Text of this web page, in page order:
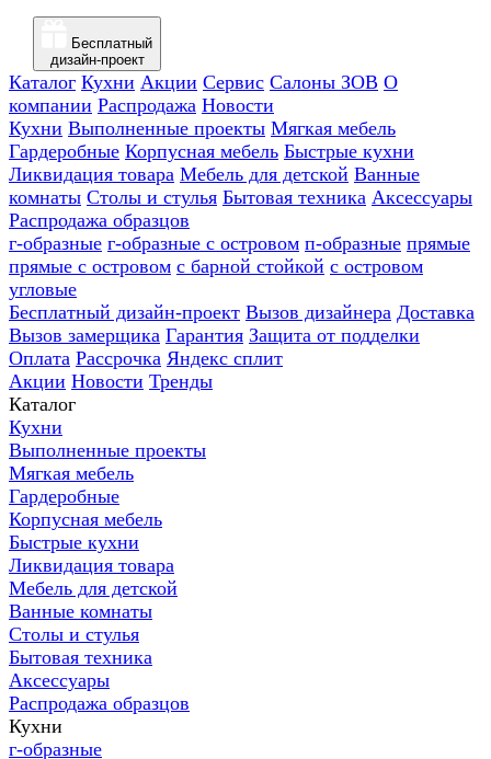
Бесплатный
дизайн-проект
Каталог Кухни Акции Сервис Салоны ЗОВ О
компании Распродажа Новости
Кухни Выполненные проекты Мягкая мебель
Гардеробные Корпусная мебель Быстрые кухни
Ликвидация товара Мебель для детской Ванные
комнаты Столы и стулья Бытовая техника Аксессуары
Распродажа образцов
г-образные г-образные с островом п-образные прямые
прямые с островом с барной стойкой с островом
угловые
Бесплатный дизайн-проект Вызов дизайнера Доставка
Вызов замерщика Гарантия Защита от подделки
Оплата Рассрочка Яндекс сплит
Акции Новости Тренды
Каталог
Кухни
Выполненные проекты
Мягкая мебель
Гардеробные
Корпусная мебель
Быстрые кухни
Ликвидация товара
Мебель для детской
Ванные комнаты
Столы и стулья
Бытовая техника
Аксессуары
Распродажа образцов
Кухни
г-образные